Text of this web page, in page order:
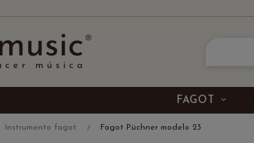
FAGOT
Instrumento fagot Fagot Püchner modelo 23